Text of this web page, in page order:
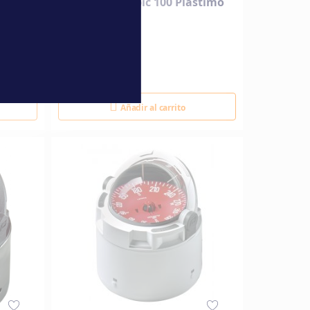
Añadir al carrito